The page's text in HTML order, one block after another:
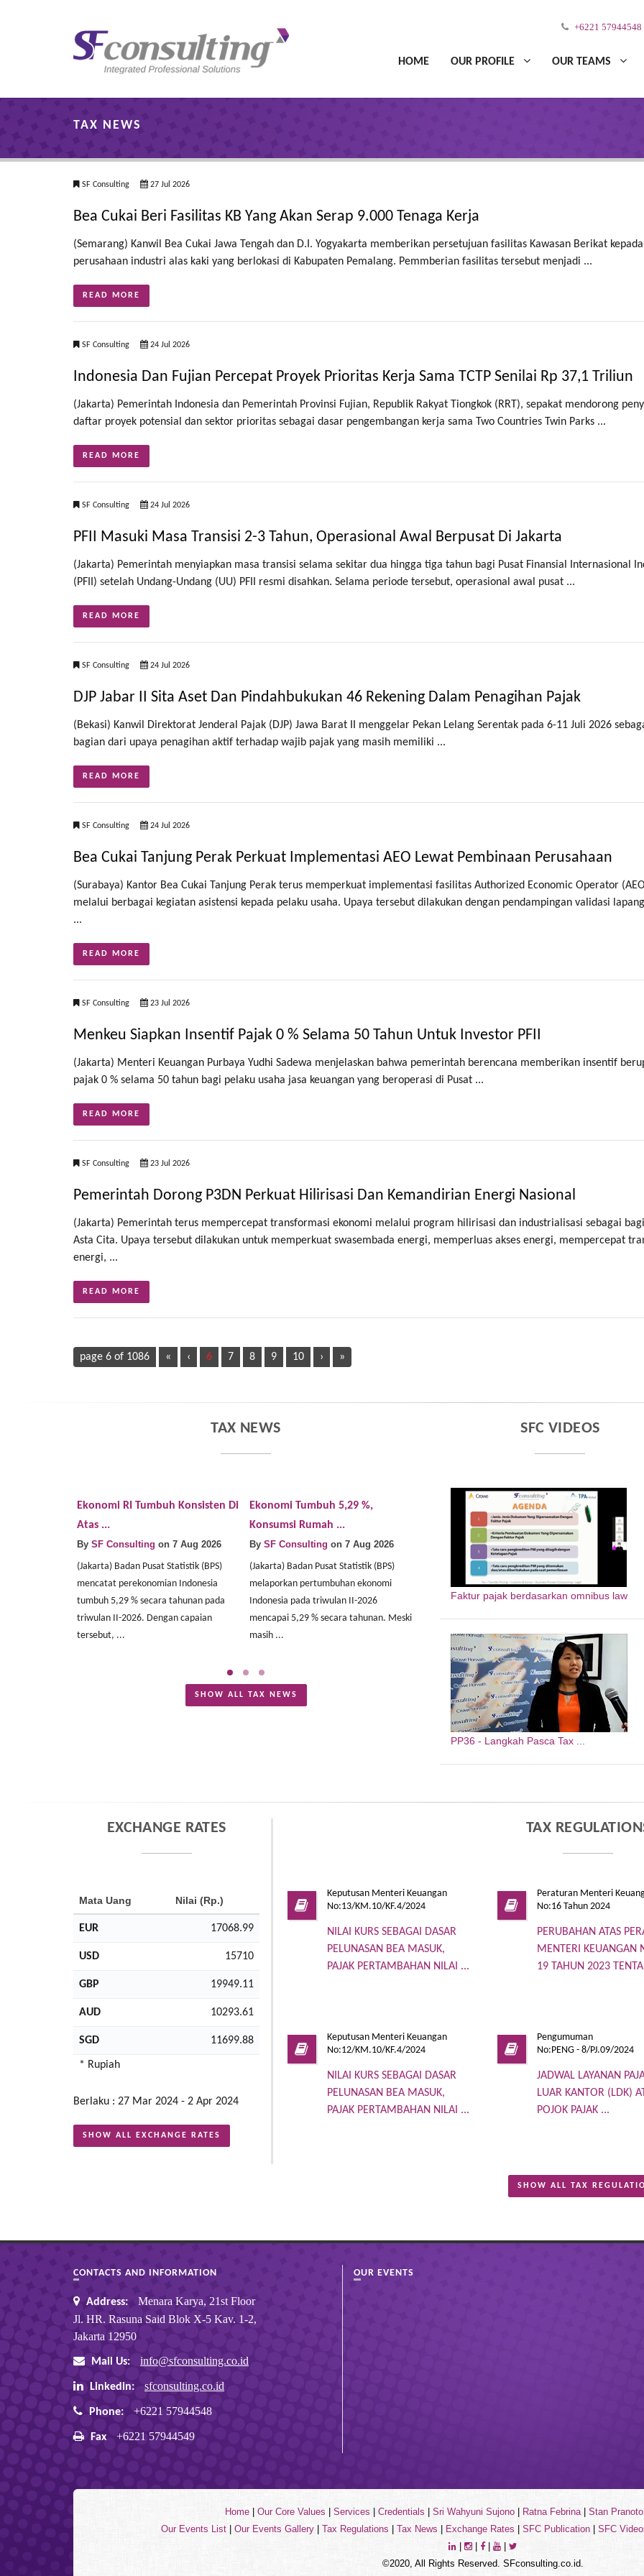
+6221 57944548
HOME OUR PROFILE OUR TEAMS
TAX NEWS
SF Consulting 27 Jul 2026
Bea Cukai Beri Fasilitas KB Yang Akan Serap 9.000 Tenaga Kerja
(Semarang) Kanwil Bea Cukai Jawa Tengah dan D.I. Yogyakarta memberikan persetujuan fasilitas Kawasan Berikat
perusahaan industri alas kaki yang berlokasi di Kabupaten Pemalang. Pemmberian fasilitas tersebut menjadi ...
READ MORE
SF Consulting 24 Jul 2026
Indonesia Dan Fujian Percepat Proyek Prioritas Kerja Sama TCTP Senilai Rp 37,1 Triliun
(Jakarta) Pemerintah Indonesia dan Pemerintah Provinsi Fujian, Republik Rakyat Tiongkok (RRT), sepakat mendorong
daftar proyek potensial dan sektor prioritas sebagai dasar pengembangan kerja sama Two Countries Twin Parks ...
READ MORE
SF Consulting 24 Jul 2026
PFII Masuki Masa Transisi 2-3 Tahun, Operasional Awal Berpusat Di Jakarta
(Jakarta) Pemerintah menyiapkan masa transisi selama sekitar dua hingga tiga tahun bagi Pusat Finansial Internasional
(PFII) setelah Undang-Undang (UU) PFII resmi disahkan. Selama periode tersebut, operasional awal pusat ...
READ MORE
SF Consulting 24 Jul 2026
DJP Jabar II Sita Aset Dan Pindahbukukan 46 Rekening Dalam Penagihan Pajak
(Bekasi) Kanwil Direktorat Jenderal Pajak (DJP) Jawa Barat II menggelar Pekan Lelang Serentak pada 6-11 Juli 2026
bagian dari upaya penagihan aktif terhadap wajib pajak yang masih memiliki ...
READ MORE
SF Consulting 24 Jul 2026
Bea Cukai Tanjung Perak Perkuat Implementasi AEO Lewat Pembinaan Perusahaan
(Surabaya) Kantor Bea Cukai Tanjung Perak terus memperkuat implementasi fasilitas Authorized Economic Operator
melalui berbagai kegiatan asistensi kepada pelaku usaha. Upaya tersebut dilakukan dengan pendampingan validasi
...
READ MORE
SF Consulting 23 Jul 2026
Menkeu Siapkan Insentif Pajak 0 % Selama 50 Tahun Untuk Investor PFII
(Jakarta) Menteri Keuangan Purbaya Yudhi Sadewa menjelaskan bahwa pemerintah berencana memberikan insentif
pajak 0 % selama 50 tahun bagi pelaku usaha jasa keuangan yang beroperasi di Pusat ...
READ MORE
SF Consulting 23 Jul 2026
Pemerintah Dorong P3DN Perkuat Hilirisasi Dan Kemandirian Energi Nasional
(Jakarta) Pemerintah terus mempercepat transformasi ekonomi melalui program hilirisasi dan industrialisasi sebagai
Asta Cita. Upaya tersebut dilakukan untuk memperkuat swasembada energi, memperluas akses energi, mempercepat
energi, ...
READ MORE
page 6 of 1086 « ‹ 6 7 8 9 10 › »
TAX NEWS
Ekonomi RI Tumbuh Konsisten Di
Atas ...
By SF Consulting on 7 Aug 2026
(Jakarta) Badan Pusat Statistik (BPS)
mencatat perekonomian Indonesia
tumbuh 5,29 % secara tahunan pada
triwulan II-2026. Dengan capaian
tersebut, ...
Ekonomi Tumbuh 5,29 %,
Konsumsi Rumah ...
By SF Consulting on 7 Aug 2026
(Jakarta) Badan Pusat Statistik (BPS)
melaporkan pertumbuhan ekonomi
Indonesia pada triwulan II-2026
mencapai 5,29 % secara tahunan. Meski
masih ...
Bea Cukai Dukung Pameran
Otomotif Lewat ...
SF Consultingon 7 Aug 2026
(Tangerang) Direktorat Jenderal Bea dan
Cukai (DJBC) mendukung
penyelenggaraan Gaikindo Indonesia
International Auto Show (GIIAS) 2026
melalui pelayanan, pengawasan, ...
Fasilitas
SF
Tengah
kepada
ekspor. ...
SHOW ALL TAX NEWS
SFC VIDEOS
Faktur pajak berdasarkan omnibus law
PP36 - Langkah Pasca Tax ...
EXCHANGE RATES
Mata Uang Nilai (Rp.)
EUR 17068.99
USD 15710
GBP 19949.11
AUD 10293.61
SGD 11699.88
* Rupiah
Berlaku : 27 Mar 2024 - 2 Apr 2024
SHOW ALL EXCHANGE RATES
TAX
Keputusan Menteri Keuangan
No:13/KM.10/KF.4/2024
NILAI KURS SEBAGAI DASAR
PELUNASAN BEA MASUK,
PAJAK PERTAMBAHAN NILAI ...
Peraturan Menteri
No:16 Tahun 2024
PERUBAHAN ATAS
MENTERI KEUANGAN
19 TAHUN 2023
Keputusan Menteri Keuangan
No:12/KM.10/KF.4/2024
NILAI KURS SEBAGAI DASAR
PELUNASAN BEA MASUK,
PAJAK PERTAMBAHAN NILAI ...
Pengumuman
No:PENG - 8/PJ.09/2024
JADWAL LAYANAN
LUAR KANTOR (LDK)
POJOK PAJAK ...
SHOW ALL TAX
CONTACTS AND INFORMATION
Address:
Menara Karya, 21st Floor
Jl. HR. Rasuna Said Blok X-5 Kav. 1-2,
Jakarta 12950
Mail Us: info@sfconsulting.co.id
Linkedin: sfconsulting.co.id
Phone: +6221 57944548
Fax +6221 57944549
OUR EVENTS
Home Our Core Values Services Credentials Sri Wahyuni Sujono Ratna Febrina| Stan Pranoto
Our Events List| Our Events Gallery| Tax Regulations Tax News Exchange Rates SFC Publication| SFC
©2020, All Rights Reserved. SFconsulting.co.id.